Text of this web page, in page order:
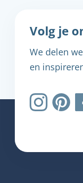
Volg je
We delen
en